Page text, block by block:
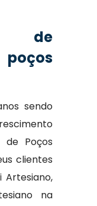
de
poços
sendo
Poços
clientes
Artesiano,
na